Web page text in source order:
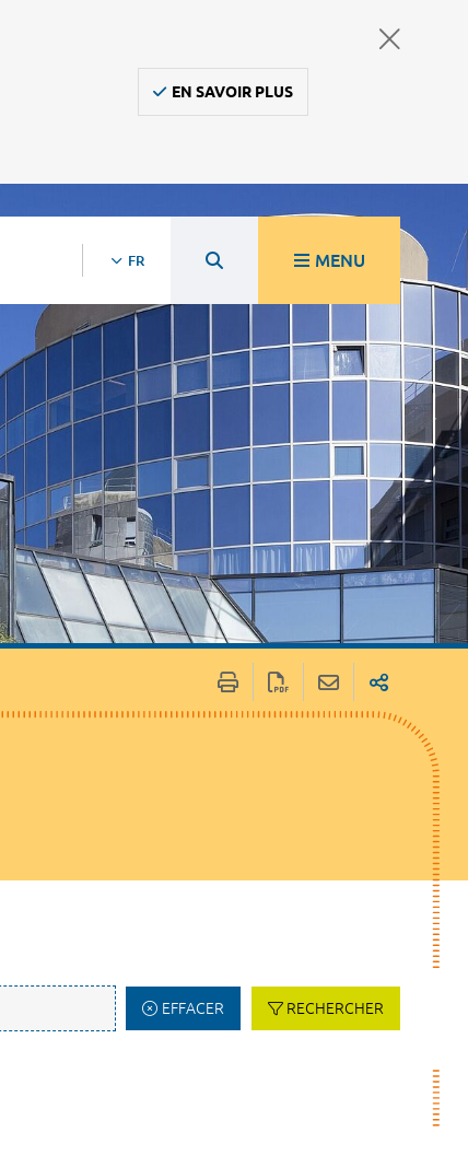
EN SAVOIR PLUS
FR MENU
EFFACER RECHERCHER